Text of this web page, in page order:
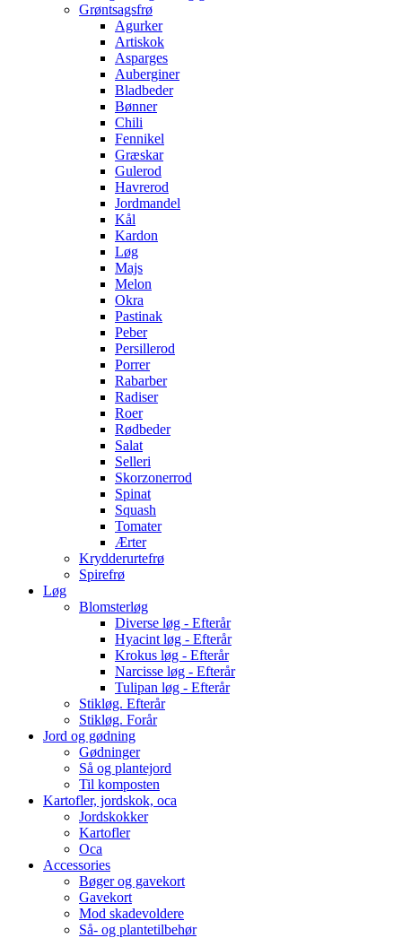
Grøntsagsfrø
Agurker
Artiskok
Asparges
Auberginer
Bladbeder
Bønner
Chili
Fennikel
Græskar
Gulerod
Havrerod
Jordmandel
Kål
Kardon
Løg
Majs
Melon
Okra
Pastinak
Peber
Persillerod
Porrer
Rabarber
Radiser
Roer
Rødbeder
Salat
Selleri
Skorzonerrod
Spinat
Squash
Tomater
Ærter
Krydderurtefrø
Spirefrø
Løg
Blomsterløg
Diverse løg - Efterår
Hyacint løg - Efterår
Krokus løg - Efterår
Narcisse løg - Efterår
Tulipan løg - Efterår
Stikløg. Efterår
Stikløg. Forår
Jord og gødning
Gødninger
Så og plantejord
Til komposten
Kartofler, jordskok, oca
Jordskokker
Kartofler
Oca
Accessories
Bøger og gavekort
Gavekort
Mod skadevoldere
Så- og plantetilbehør